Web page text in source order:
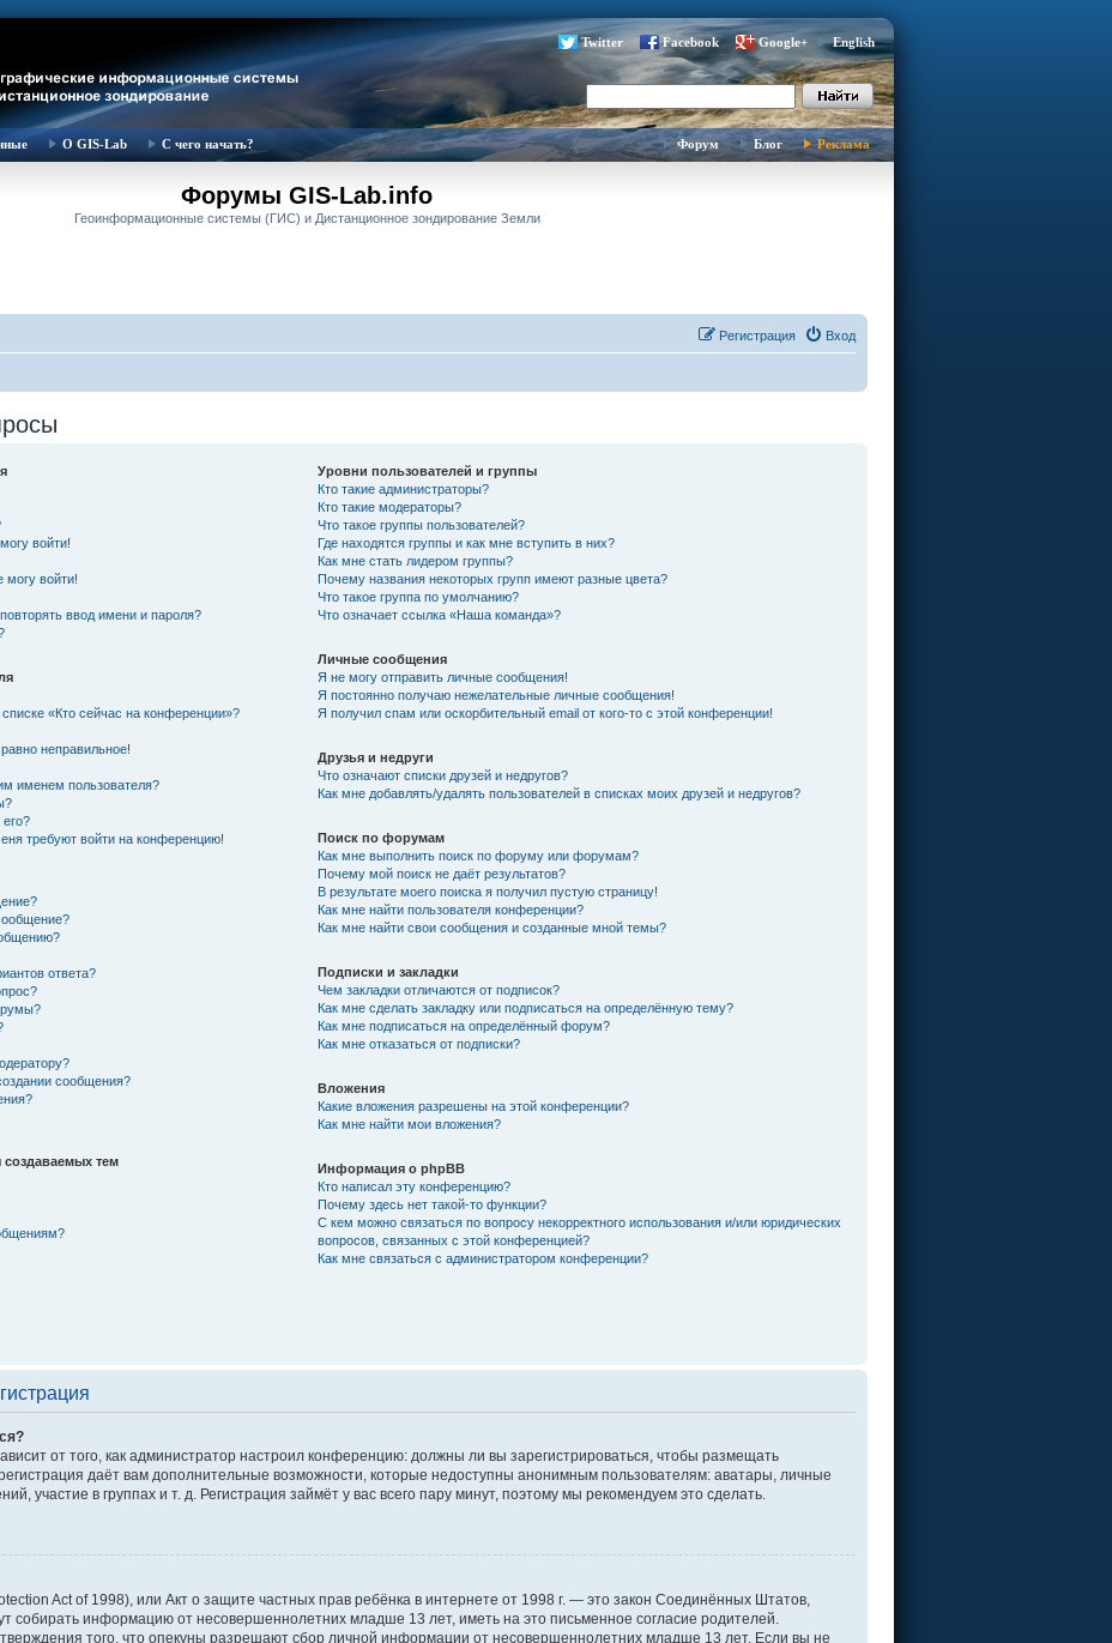
Twitter Facebook Google+ English
О GIS-Lab С чего начать? Форум Блог Реклама
Форумы GIS-Lab.info
Геоинформационные системы (ГИС) и Дистанционное зондирование Земли
Вход
Регистрация
войти!
могу войти!
ввод имени и пароля?
«Кто сейчас на конференции»?
неправильное!
именем пользователя?
требуют войти на конференцию!
ответа?
сообщения?
тем
Уровни пользователей и группы
Кто такие администраторы?
Кто такие модераторы?
Что такое группы пользователей?
Где находятся группы и как мне вступить в них?
Как мне стать лидером группы?
Почему названия некоторых групп имеют разные цвета?
Что такое группа по умолчанию?
Что означает ссылка «Наша команда»?
Личные сообщения
Я не могу отправить личные сообщения!
Я постоянно получаю нежелательные личные сообщения!
Я получил спам или оскорбительный email от кого-то с этой конференции!
Друзья и недруги
Что означают списки друзей и недругов?
Как мне добавлять/удалять пользователей в списках моих друзей и недругов?
Поиск по форумам
Как мне выполнить поиск по форуму или форумам?
Почему мой поиск не даёт результатов?
В результате моего поиска я получил пустую страницу!
Как мне найти пользователя конференции?
Как мне найти свои сообщения и созданные мной темы?
Подписки и закладки
Чем закладки отличаются от подписок?
Как мне сделать закладку или подписаться на определённую тему?
Как мне подписаться на определённый форум?
Как мне отказаться от подписки?
Вложения
Какие вложения разрешены на этой конференции?
Как мне найти мои вложения?
Информация о phpBB
Кто написал эту конференцию?
Почему здесь нет такой-то функции?
С кем можно связаться по вопросу некорректного использования и/или юридических
вопросов, связанных с этой конференцией?
Как мне связаться с администратором конференции?
от того, как администратор настроил конференцию: должны ли вы зарегистрироваться, чтобы размещать
даёт вам дополнительные возможности, которые недоступны анонимным пользователям: аватары, личные
участие в группах и т. д. Регистрация займёт у вас всего пару минут, поэтому мы рекомендуем это сделать.
Act of 1998), или Акт о защите частных прав ребёнка в интернете от 1998 г. — это закон Соединённых Штатов,
собирать информацию от несовершеннолетних младше 13 лет, иметь на это письменное согласие родителей.
того, что опекуны разрешают сбор личной информации от несовершеннолетних младше 13 лет. Если вы не